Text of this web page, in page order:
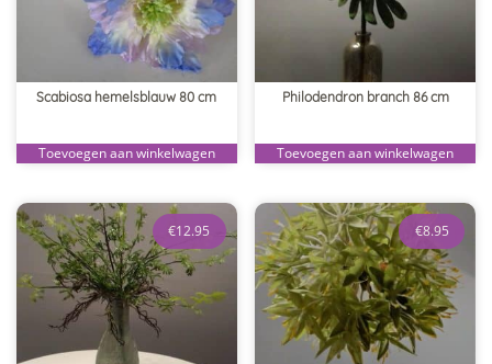
Scabiosa hemelsblauw 80 cm
Toevoegen aan winkelwagen
Philodendron branch 86 cm
Toevoegen aan winkelwagen
€12.95 €8.95